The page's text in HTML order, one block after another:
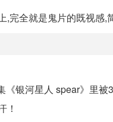
完全就是鬼片的既视感,
银河星人 spear》里
！